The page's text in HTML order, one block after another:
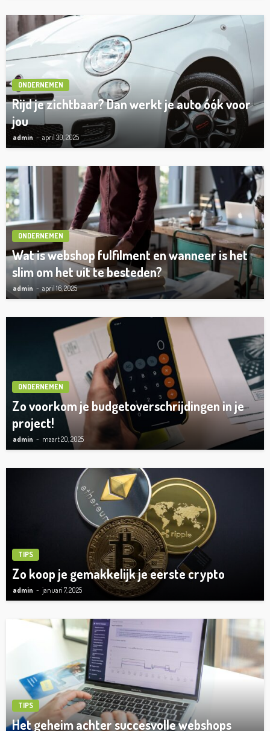
ONDERNEMEN
Rijd je zichtbaar? Dan werkt je auto óók voor
jou
admin april 30, 2025
ONDERNEMEN
Wat is webshop fulfilment en wanneer is het
slim om het uit te besteden?
admin april 16, 2025
ONDERNEMEN
Zo voorkom je budgetoverschrijdingen in je
project!
admin maart 20, 2025
TIPS
Zo koop je gemakkelijk je eerste crypto
admin januari 7, 2025
TIPS
Het geheim achter succesvolle webshops